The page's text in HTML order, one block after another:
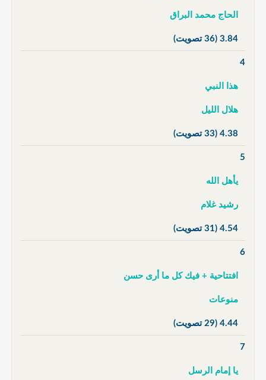
الحاج محمد البراق
3.84 (36 تصويت)
4
هذا النبي
هلال الليل
4.38 (33 تصويت)
5
يأهل الله
رشيد غلام
4.54 (31 تصويت)
6
افتتاحية + فيك كل ما أرى حسن
منوعات
4.44 (29 تصويت)
7
يا إمام الرسل